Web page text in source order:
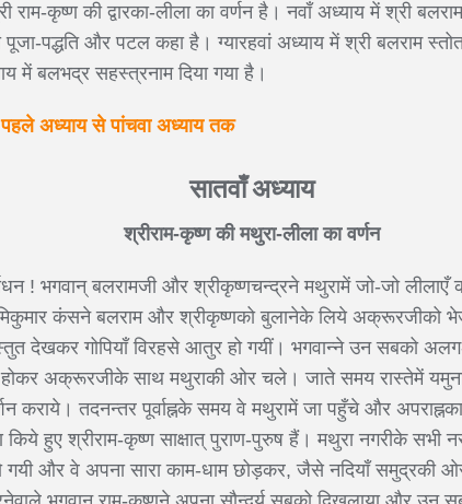
कृष्ण की द्वारका-लीला का वर्णन है। नवाँ अध्याय में श्री
पद्धति और पटल कहा है। ग्यारहवां अध्याय में श्री बलराम
में बलभद्र सहस्त्रनाम दिया गया है।
अध्याय से पांचवा अध्याय तक
सातवाँ अध्याय
श्रीराम-कृष्ण की मथुरा-लीला का वर्णन
! भगवान् बलरामजी और श्रीकृष्णचन्द्रने मथुरामें जो-जो लीलाएँ
कंसने बलराम और श्रीकृष्णको बुलानेके लिये अक्रूरजीको
देखकर गोपियाँ विरहसे आतुर हो गयीं। भगवान्ने उन सबको
होकर अक्रूरजीके साथ मथुराकी ओर चले। जाते समय रास्तेमें
कराये। तदनन्तर पूर्वाह्नके समय वे मथुरामें जा पहुँचे और
हुए श्रीराम-कृष्ण साक्षात् पुराण-पुरुष हैं। मथुरा नगरीके सभी
गयी और वे अपना सारा काम-धाम छोड़कर, जैसे नदियाँ समुद्रकी